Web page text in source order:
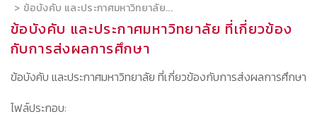
ข้อบังคับ และประกาศมหาวิทยาลัย...
ข้อบังคับ และประกาศมหาวิทยาลัย ที่เกี่ยวข้อง
กับการส่งผลการศึกษา
ข้อบังคับ และประกาศมหาวิทยาลัย ที่เกี่ยวข้องกับการส่งผลการศึกษา
ไฟล์ประกอบ: